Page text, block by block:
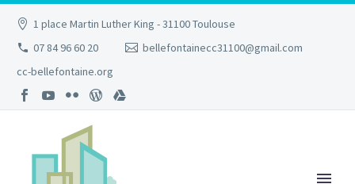
1 place Martin Luther King - 31100 Toulouse
07 84 96 60 20
bellefontainecc31100@gmail.com
cc-bellefontaine.org